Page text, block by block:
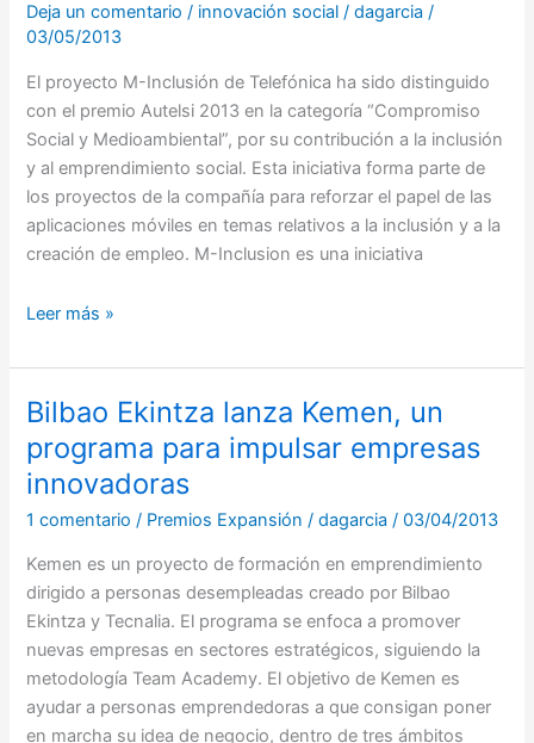
Deja un comentario / innovación social /dagarcia/
03/05/2013
El proyecto M-Inclusión de Telefónica ha sido distinguido
con el premio Autelsi 2013 en la categoría “Compromiso
Social y Medioambiental”, por su contribución a la inclusión
y al emprendimiento social. Esta iniciativa forma parte de
los proyectos de la compañía para reforzar el papel de las
aplicaciones móviles en temas relativos a la inclusión y a la
creación de empleo. M-Inclusion es una iniciativa
Innovación
Social
de
Telefónica,
Premio
Autelsi
2013
Leer más »
Bilbao Ekintza lanza Kemen, un
programa para impulsar empresas
innovadoras
1 comentario / Premios Expansión /dagarcia/03/04/2013
Kemen es un proyecto de formación en emprendimiento
dirigido a personas desempleadas creado por Bilbao
Ekintza y Tecnalia. El programa se enfoca a promover
nuevas empresas en sectores estratégicos, siguiendo la
metodología Team Academy. El objetivo de Kemen es
ayudar a personas emprendedoras a que consigan poner
en marcha su idea de negocio, dentro de tres ámbitos
Bilbao
Ekintza
lanza
Kemen,
un
impulsar
empresas
innovadoras